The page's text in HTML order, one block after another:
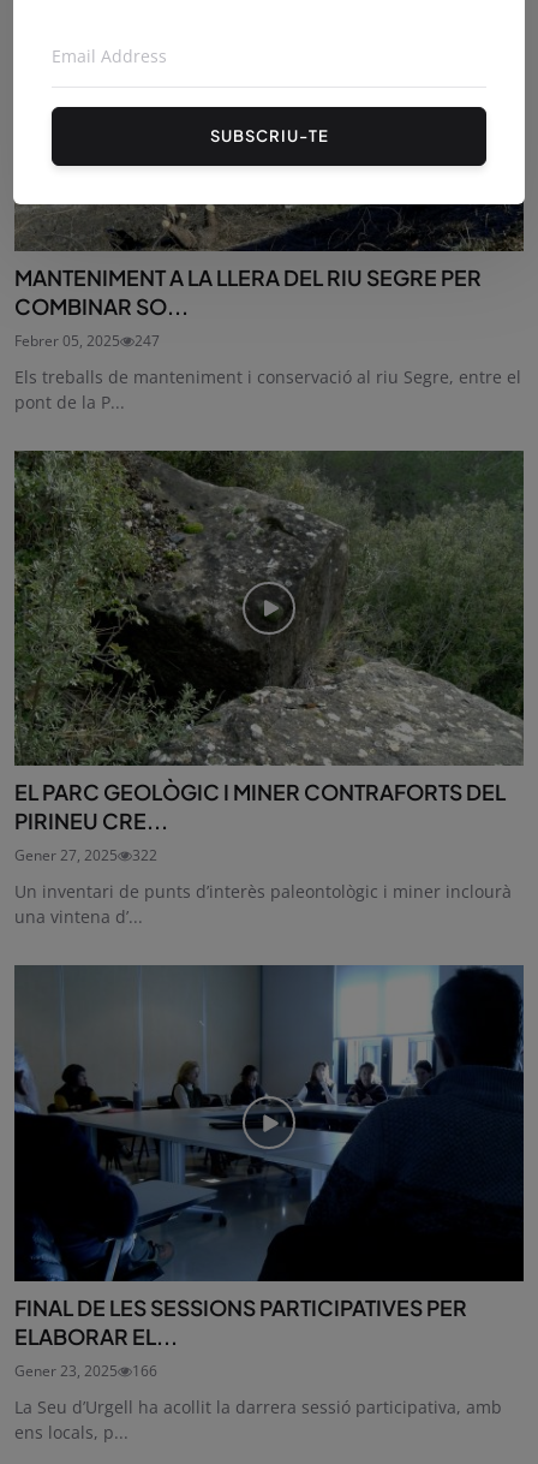
MANTENIMENT A LA LLERA DEL RIU SEGRE PER
COMBINAR SO...
Febrer 05, 2025 247
Els treballs de manteniment i conservació al riu Segre, entre el
pont de la P...
EL PARC GEOLÒGIC I MINER CONTRAFORTS DEL
PIRINEU CRE...
Gener 27, 2025 322
Un inventari de punts d’interès paleontològic i miner inclourà
una vintena d’...
FINAL DE LES SESSIONS PARTICIPATIVES PER
ELABORAR EL...
Gener 23, 2025 166
La Seu d’Urgell ha acollit la darrera sessió participativa, amb
ens locals, p...
SUBSCRIU-TE